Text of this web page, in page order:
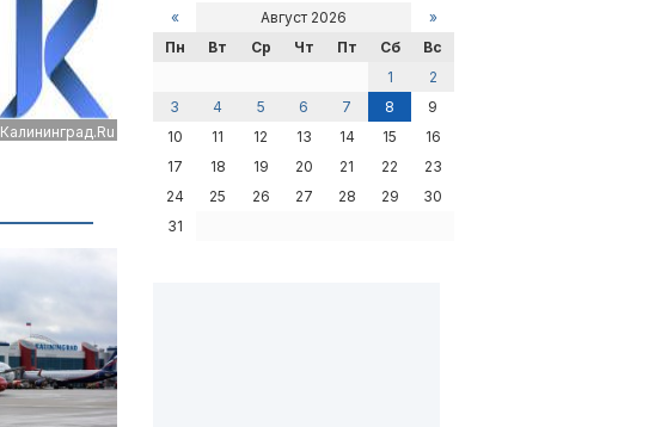
Калининград.Ru
« Август 2026
»
Пн
Вт Ср Чт Пт Сб
Вс
1
2
3
4 5 6 7 8
9
10
11 12 13 14 15
16
17
18 19 20 21 22
23
24
25 26 27 28 29
30
31